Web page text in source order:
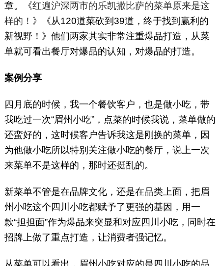
章。《红遍沪深两市的乐凯撒比萨的菜单原来是这
样的！ 》《从120道菜砍到39道，终于找到赢利的
新视野！》他们两家其实非常注重爆品打造，从菜
单就可看出餐厅对爆品的认知，对爆品的打造。
案例分享
四月底的时候，我一个餐饮客户，也是做小吃，带
我吃过一次“眉州小吃”，点菜的时候我说，菜单做的
还蛮好的，这时候客户告诉我这是刚换的菜单，因
为他做小吃所以特别关注做小吃的餐厅，说上一次
来菜单不是这样的，那时还挺乱的。
新菜单不管是在品牌文化，还是在品类上面，把眉
州小吃这个四川小吃都赋予了更强的基因，用一
款“担担面”作为爆品来突显和对应四川小吃，同时在
招牌上做了重点打造，让消费者强记忆。
从菜单可以看出，眉州小吃对应的是四川小吃的品